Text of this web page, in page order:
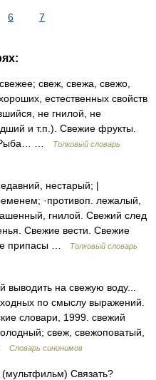
6 7
свеж, свежа, свежо,
естественных свойств
не гнилой, не
и т.п.). Свежие фрукты.
Рыба… …
Толковый словарь
нестарый; |
·противоп. лежалый,
гнилой. Свежий след
Свежие вести. Свежие
припасы …
Толковый словарь
на свежую воду...
по смыслу выражений.
словари, 1999. свежий
свеж, свежоповатый,
Словарь синонимов
Связать?